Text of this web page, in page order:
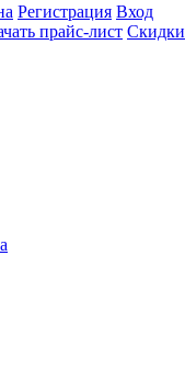
Регистрация Вход
прайс-лист Скидки